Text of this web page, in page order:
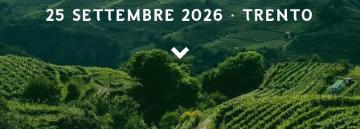
25 SETTEMBRE 2026 · TRENTO